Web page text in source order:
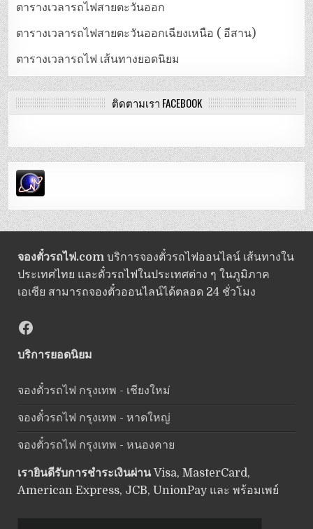
ตารางเวลารถไฟสายตะวันออก
ตารางเวลารถไฟสายตะวันออกเฉียงเหนือ ( อีสาน)
ตารางเวลารถไฟ เส้นทางยอดนิยม
ติดตามเรา FACEBOOK
จองตั๋วรถไฟ.comบริการจองตั๋วรถไฟออนไลน์ เส้นทางใน
ประเทศไทย และตั๋วรถไฟในประเทศต่าง ๆ ในภูมิภาค
เอเซีย สามารถจองตั๋วออนไลน์ได้ตลอด 24 ชั่วโมง
Facebook
บริการยอดนิยม
จองตั๋วรถไฟ กรุงเทพ - เชียงใหม่
จองตั๋วรถไฟ กรุงเทพ - หาดใหญ่
จองตั๋วรถไฟ กรุงเทพ - หนองคาย
เรายินดีรับการชำระเงินผ่านVisa, MasterCard,
American Express, JCB, UnionPay และ พร้อมเพย์